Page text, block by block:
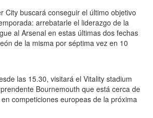
City buscará conseguir el último objetivo
arrebatarle el liderazgo de la
al Arsenal en estas últimas dos fechas
de la misma por séptima vez en 10
las 15.30, visitará el Vitality stadium
Bournemouth que está cerca de
competiciones europeas de la próxima